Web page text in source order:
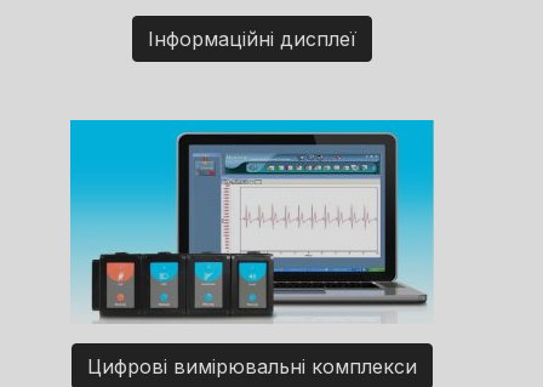
Інформаційні дисплеї
Цифрові вимірювальні комплекси